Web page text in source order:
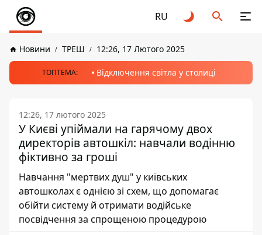
RU
Новини ТРЕШ 12:26, 17 Лютого 2025
ТОПТЕМА: Відключення світла у столиці
12:26, 17 лютого 2025
У Києві упіймали на гарячому двох
директорів автошкіл: навчали водінню
фіктивно за гроші
Навчання "мертвих душ" у київських
автошколах є однією зі схем, що допомагає
обійти систему й отримати водійське
посвідчення за спрощеною процедурою